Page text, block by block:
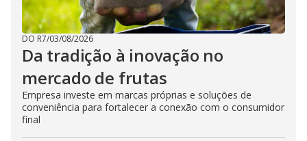
DO R7/03/08/2026
Da tradição à inovação no
mercado de frutas
Empresa investe em marcas próprias e soluções de
conveniência para fortalecer a conexão com o consumidor
final